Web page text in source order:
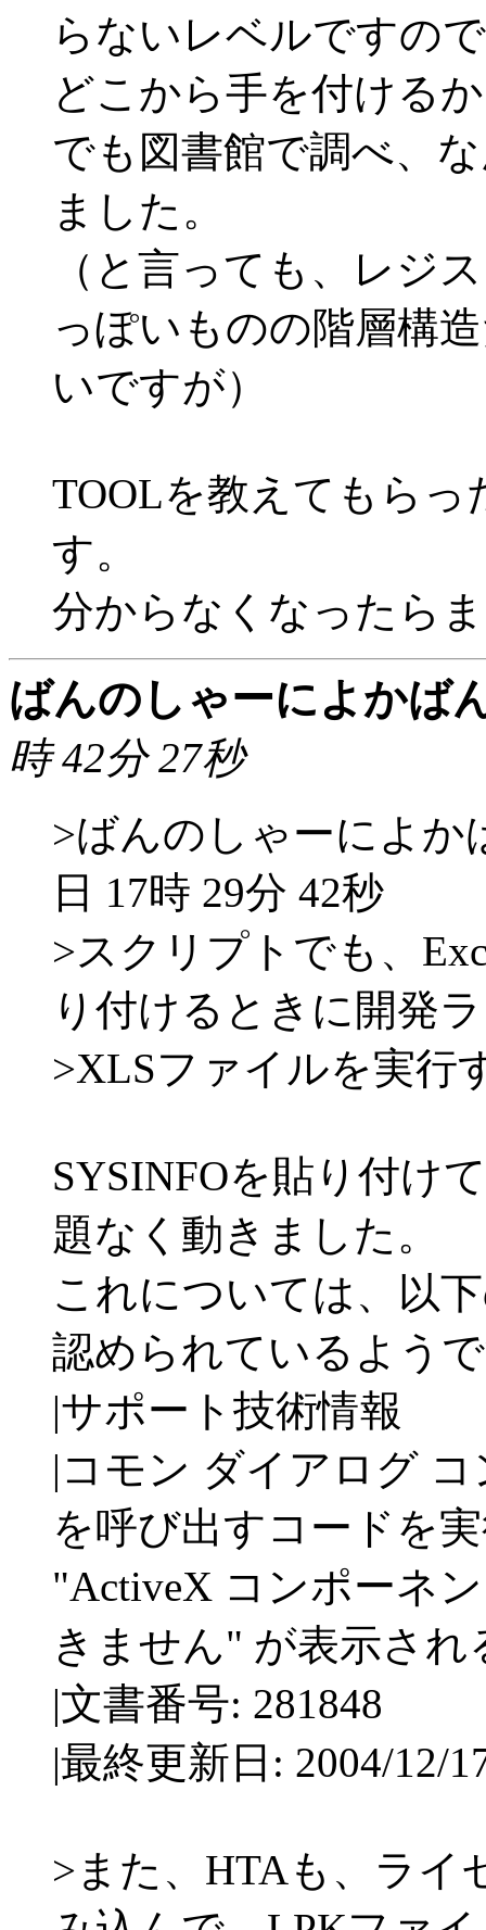
らないレベルですの
どこから手を付ける
でも図書館で調べ、
ました。
（と言っても、レジ
っぽいものの階層構
いですが）
TOOLを教えてもら
す。
分からなくなったら
ばんのしゃーによかば
時 42分 27秒
>ばんのしゃーによか
日 17時 29分 42秒
>スクリプトでも、
り付けるときに開発
>XLSファイルを実行
SYSINFOを貼り付け
題なく動きました。
これについては、以
認められているよう
|サポート技術情報
|コモン ダイアログ コ
を呼び出すコードを
"ActiveX コンポーネ
きません" が表示され
|文書番号: 281848
|最終更新日: 2004/12/
>また、HTAも、ライ